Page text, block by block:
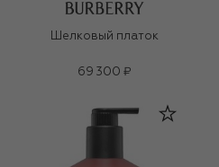
Шелковый платок
69 300 ₽